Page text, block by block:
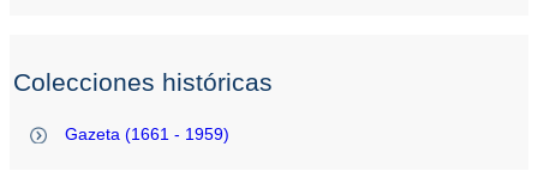
Colecciones históricas
Gazeta (1661 - 1959)